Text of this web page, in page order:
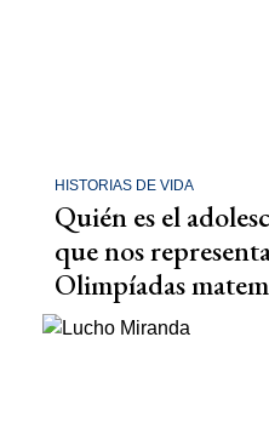
HISTORIAS DE VIDA
Quién es el
que nos
Olimpíadas